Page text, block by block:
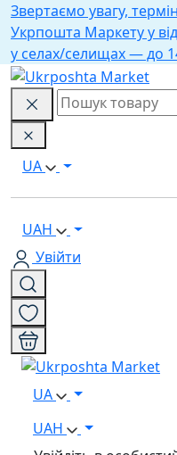
Звертаємо увагу,
Укрпошта Маркету у
у селах/селищах — до
UA
UAH
Увійти
UA
UAH